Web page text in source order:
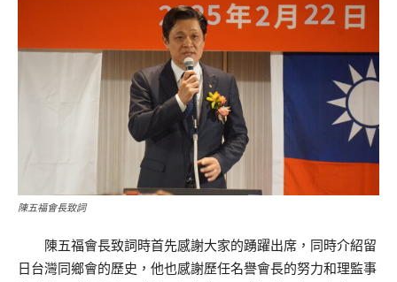
陳五福會長致詞
陳五福會長致詞時首先感謝大家的踴躍出席，同時介紹留
日台灣同鄉會的歷史，他也感謝歷任名譽會長的努力和理監事